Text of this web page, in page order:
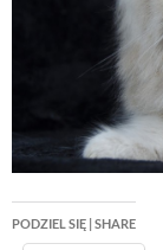
PODZIEL SIĘ | SHARE